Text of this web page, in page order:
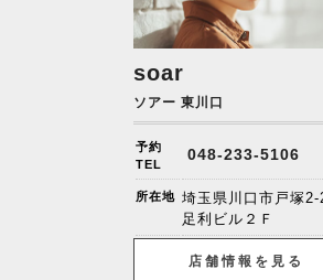
soar
ソアー 東川口
予約
TEL
048-233-5106
所在地 埼玉県川口市戸塚2-
足利ビル２Ｆ
店舗情報を見る